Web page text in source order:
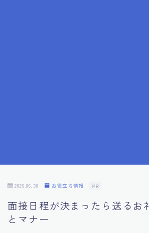
10.フィードバックを活用する方法
11.オンライン面接の成功への鍵
2026.06.30 お役立ち情報 PR
面接日程が決まったら送るお
とマナー